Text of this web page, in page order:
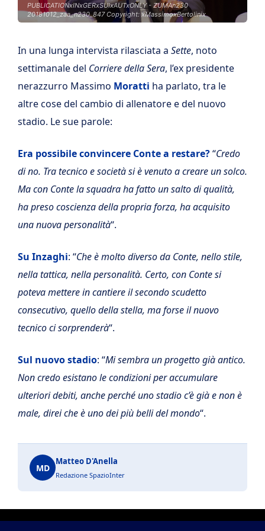
PUBLICATIONxINxGERxSUIxAUTxONLY - ZUMAn230
20181012_zaa_n230_847 Copyright: xMassimoxBertolinix
In una lunga intervista rilasciata a Sette, noto
settimanale del Corriere della Sera, l’ex presidente
nerazzurro Massimo Moratti ha parlato, tra le
altre cose del cambio di allenatore e del nuovo
stadio. Le sue parole:
Era possibile convincere Conte a restare?“Credo
di no. Tra tecnico e società si è venuto a creare un solco.
Ma con Conte la squadra ha fatto un salto di qualità,
ha preso coscienza della propria forza, ha acquisito
una nuova personalità“.
Su Inzaghi: “Che è molto diverso da Conte, nello stile,
nella tattica, nella personalità. Certo, con Conte si
poteva mettere in cantiere il secondo scudetto
consecutivo, quello della stella, ma forse il nuovo
tecnico ci sorprenderà“.
Sul nuovo stadio: “Mi sembra un progetto già antico.
Non credo esistano le condizioni per accumulare
ulteriori debiti, anche perché uno stadio c’è già e non è
male, direi che è uno dei più belli del mondo“.
MD
Matteo D'Anella
Redazione SpazioInter